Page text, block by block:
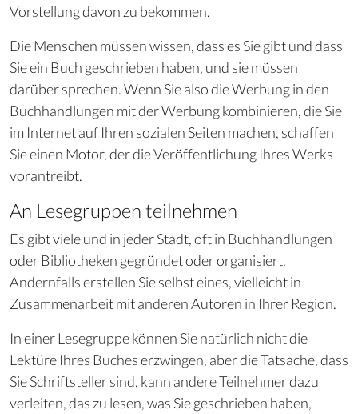
Vorstellung davon zu bekommen.
Die Menschen müssen wissen, dass es Sie gibt und dass
Sie ein Buch geschrieben haben, und sie müssen
darüber sprechen. Wenn Sie also die Werbung in den
Buchhandlungen mit der Werbung kombinieren, die Sie
im Internet auf Ihren sozialen Seiten machen, schaffen
Sie einen Motor, der die Veröffentlichung Ihres Werks
vorantreibt.
An Lesegruppen teilnehmen
Es gibt viele und in jeder Stadt, oft in Buchhandlungen
oder Bibliotheken gegründet oder organisiert.
Andernfalls erstellen Sie selbst eines, vielleicht in
Zusammenarbeit mit anderen Autoren in Ihrer Region.
In einer Lesegruppe können Sie natürlich nicht die
Lektüre Ihres Buches erzwingen, aber die Tatsache, dass
Sie Schriftsteller sind, kann andere Teilnehmer dazu
verleiten, das zu lesen, was Sie geschrieben haben,